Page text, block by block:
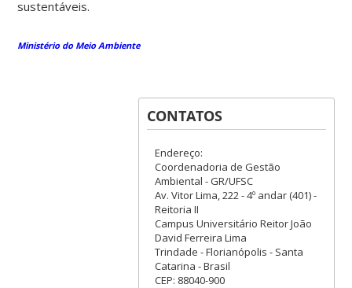
sustentáveis.
Ministério do Meio Ambiente
CONTATOS
Endereço:
Coordenadoria de Gestão
Ambiental - GR/UFSC
Av. Vitor Lima, 222 - 4º andar (401) -
Reitoria II
Campus Universitário Reitor João
David Ferreira Lima
Trindade - Florianópolis - Santa
Catarina - Brasil
CEP: 88040-900